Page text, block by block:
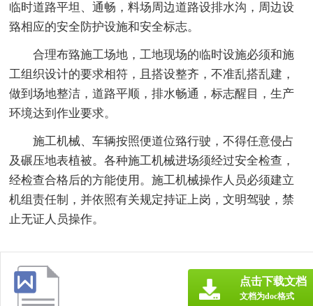
临时道路平坦、通畅，料场周边道路设排水沟，周边设
臵相应的安全防护设施和安全标志。
合理布臵施工场地，工地现场的临时设施必须和施
工组织设计的要求相符，且搭设整齐，不准乱搭乱建，
做到场地整洁，道路平顺，排水畅通，标志醒目，生产
环境达到作业要求。
施工机械、车辆按照便道位臵行驶，不得任意侵占
及碾压地表植被。各种施工机械进场须经过安全检查，
经检查合格后的方能使用。施工机械操作人员必须建立
机组责任制，并依照有关规定持证上岗，文明驾驶，禁
止无证人员操作。
点击下载文档
文档为doc格式